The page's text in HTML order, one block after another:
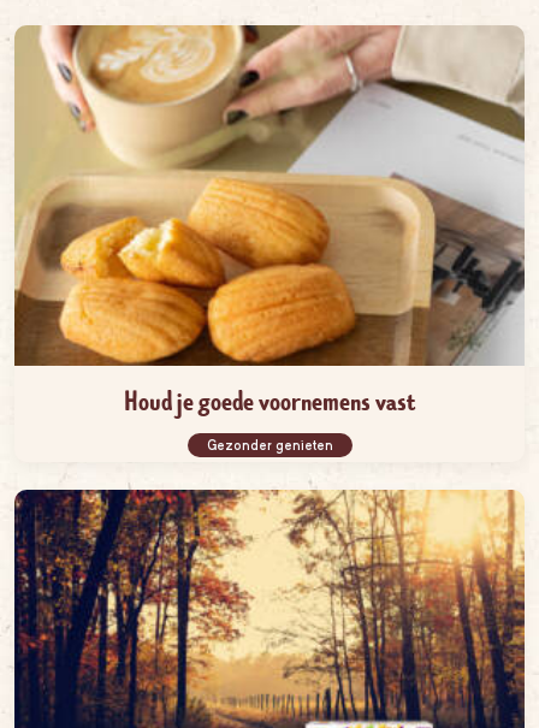
Houd je goede voornemens vast
Gezonder genieten